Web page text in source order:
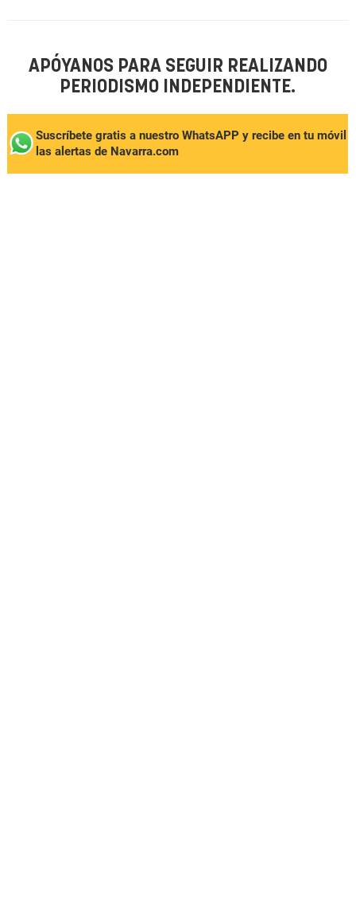
APÓYANOS PARA SEGUIR REALIZANDO
PERIODISMO INDEPENDIENTE.
Suscríbete gratis a nuestro WhatsAPP y recibe en tu móvil
las alertas de Navarra.com